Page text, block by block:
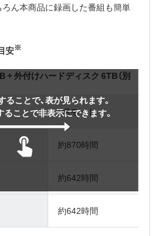
ん本商品に録画した番組も簡単
安※
ことで、表が見られます。
ことで非表示にできます。
+ 外付けハードディスク 6TB（別
DRモード
約870時間
約642時間
約642時間